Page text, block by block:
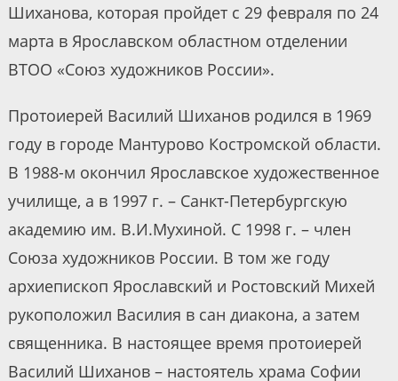
Шиханова, которая пройдет с 29 февраля по 24
марта в Ярославском областном отделении
ВТОО «Союз художников России».
Протоиерей Василий Шиханов родился в 1969
году в городе Мантурово Костромской области.
В 1988-м окончил Ярославское художественное
училище, а в 1997 г. – Санкт-Петербургскую
академию им. В.И.Мухиной. С 1998 г. – член
Союза художников России. В том же году
архиепископ Ярославский и Ростовский Михей
рукоположил Василия в сан диакона, а затем
священника. В настоящее время протоиерей
Василий Шиханов – настоятель храма Софии